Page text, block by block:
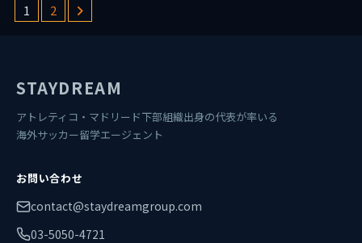
1 2
STAYDREAM
アトレティコ・マドリード下部組織出身の代表が率いる
海外サッカー留学エージェント
お問い合わせ
contact@staydreamgroup.com
03-5050-4721